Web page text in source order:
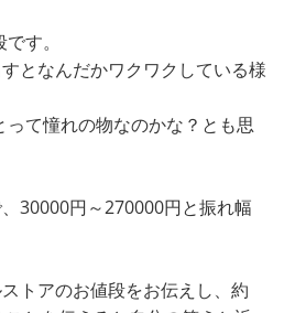
す。
となんだかワクワクしている様
て憧れの物なのかな？とも思
30000円～270000円と振れ幅
トアのお値段をお伝えし、約